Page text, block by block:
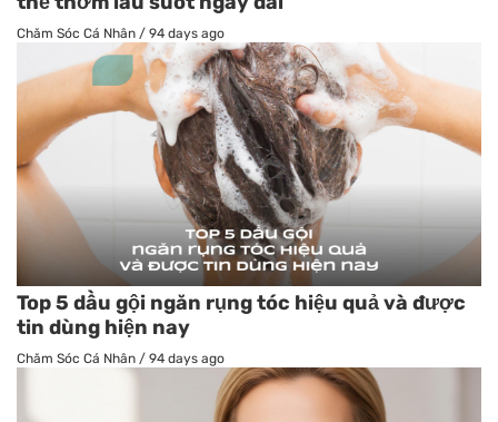
Chăm Sóc Cá Nhân / 94 days ago
Top 5 dầu gội ngăn rụng tóc hiệu quả và được
tin dùng hiện nay
Chăm Sóc Cá Nhân / 94 days ago